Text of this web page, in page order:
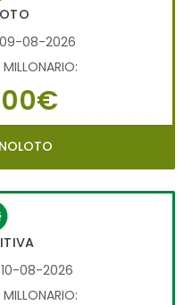
08-2026
08-2026